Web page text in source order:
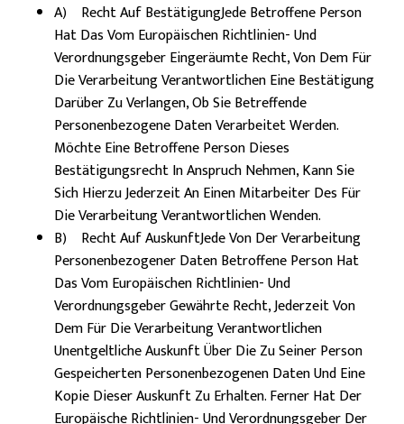
A) Recht Auf BestätigungJede Betroffene Person
Hat Das Vom Europäischen Richtlinien- Und
Verordnungsgeber Eingeräumte Recht, Von Dem Für
Die Verarbeitung Verantwortlichen Eine Bestätigung
Darüber Zu Verlangen, Ob Sie Betreffende
Personenbezogene Daten Verarbeitet Werden.
Möchte Eine Betroffene Person Dieses
Bestätigungsrecht In Anspruch Nehmen, Kann Sie
Sich Hierzu Jederzeit An Einen Mitarbeiter Des Für
Die Verarbeitung Verantwortlichen Wenden.
B) Recht Auf AuskunftJede Von Der Verarbeitung
Personenbezogener Daten Betroffene Person Hat
Das Vom Europäischen Richtlinien- Und
Verordnungsgeber Gewährte Recht, Jederzeit Von
Dem Für Die Verarbeitung Verantwortlichen
Unentgeltliche Auskunft Über Die Zu Seiner Person
Gespeicherten Personenbezogenen Daten Und Eine
Kopie Dieser Auskunft Zu Erhalten. Ferner Hat Der
Europäische Richtlinien- Und Verordnungsgeber Der